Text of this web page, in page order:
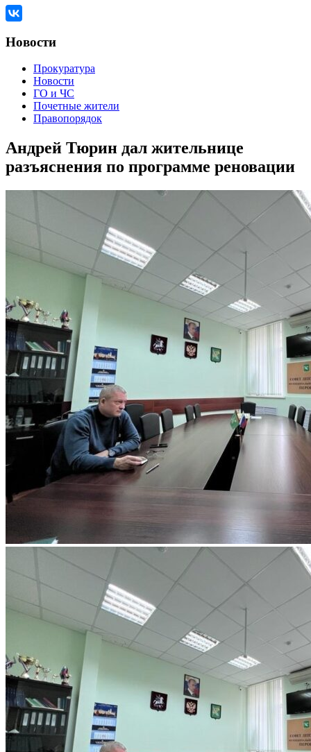
Новости
Прокуратура
Новости
ГО и ЧС
Почетные жители
Правопорядок
Андрей Тюрин дал жительнице
разъяснения по программе реновации